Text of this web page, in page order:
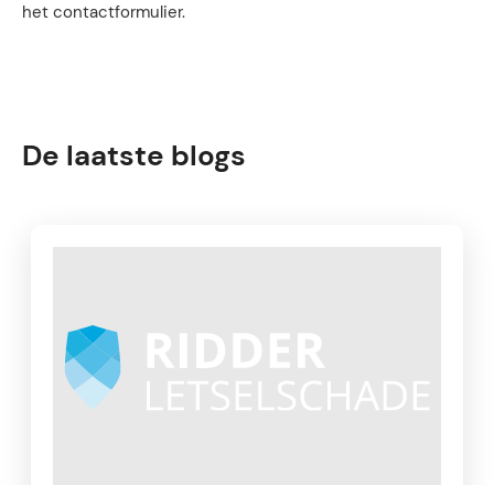
het contactformulier.
De laatste blogs